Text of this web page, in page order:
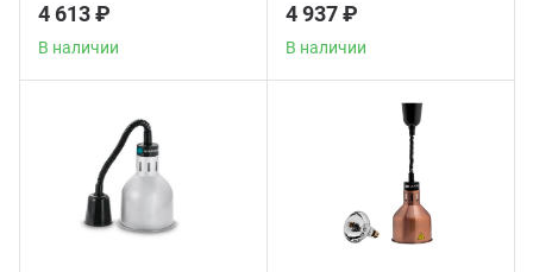
4 613 ₽
В наличии
4 937 ₽
В наличии